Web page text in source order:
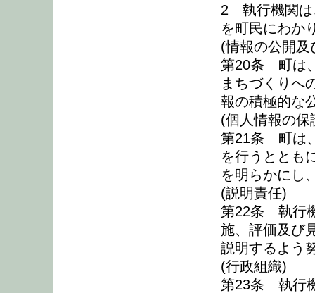
2 執行機関は
を町民にわか
(情報の公開及
第20条 町は
まちづくりへ
報の積極的な
(個人情報の保
第21条 町は
を行うととも
を明らかにし
(説明責任)
第22条 執行
施、評価及び
説明するよう
(行政組織)
第23条 執行